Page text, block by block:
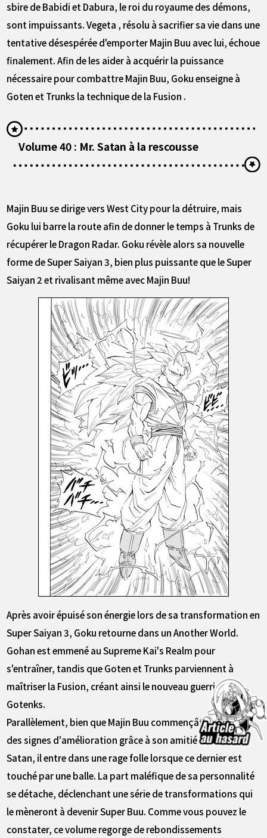
sbire de Babidi et Dabura, le roi du royaume des démons,
sont impuissants. Vegeta , résolu à sacrifier sa vie dans une
tentative désespérée d'emporter Majin Buu avec lui, échoue
finalement. Afin de les aider à acquérir la puissance
nécessaire pour combattre Majin Buu, Goku enseigne à
Goten et Trunks la technique de la Fusion .
Volume 40 : Mr. Satan à la rescousse
Majin Buu se dirige vers West City pour la détruire, mais
Goku lui barre la route afin de donner le temps à Trunks de
récupérer le Dragon Radar. Goku révèle alors sa nouvelle
forme de Super Saiyan 3, bien plus puissante que le Super
Saiyan 2 et rivalisant même avec Majin Buu!
Après avoir épuisé son énergie lors de sa transformation en
Super Saiyan 3, Goku retourne dans un Another World.
Gohan est emmené au Supreme Kai's Realm pour
s'entraîner, tandis que Goten et Trunks parviennent à
maîtriser la Fusion, créant ainsi le nouveau guerrier
Gotenks.
Parallèlement, bien que Majin Buu commençât à montrer
des signes d'amélioration grâce à son amitié avec Mr.
Satan, il entre dans une rage folle lorsque ce dernier est
touché par une balle. La part maléfique de sa personnalité
se détache, déclenchant une série de transformations qui
le mèneront à devenir Super Buu. Comme vous pouvez le
constater, ce volume regorge de rebondissements